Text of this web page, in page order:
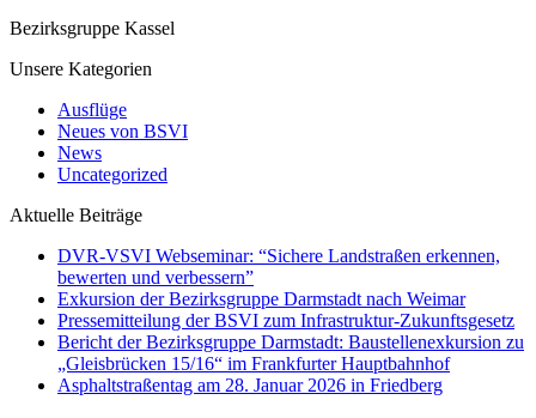
Bezirksgruppe Kassel
Unsere Kategorien
Ausflüge
Neues von BSVI
News
Uncategorized
Aktuelle Beiträge
DVR-VSVI Webseminar: “Sichere Landstraßen erkennen,
bewerten und verbessern”
Exkursion der Bezirksgruppe Darmstadt nach Weimar
Pressemitteilung der BSVI zum Infrastruktur-Zukunftsgesetz
Bericht der Bezirksgruppe Darmstadt: Baustellenexkursion zu
„Gleisbrücken 15/16“ im Frankfurter Hauptbahnhof
Asphaltstraßentag am 28. Januar 2026 in Friedberg